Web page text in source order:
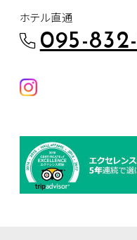
ホテル直通
095-